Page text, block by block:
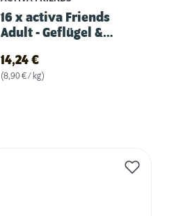
16 x activa Friends
Adult - Geflügel &
14,24 €
(8,90 € / kg)